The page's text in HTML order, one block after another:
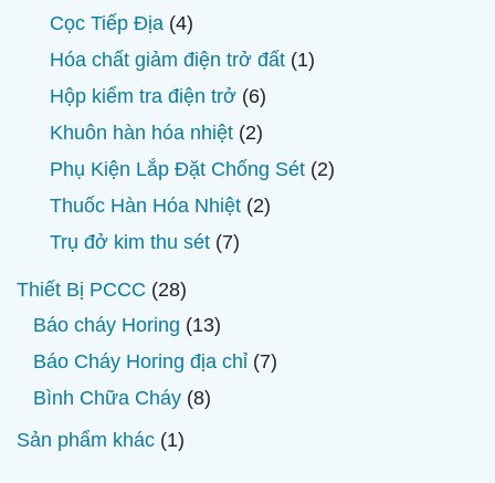
phẩm
Cọc Tiếp Địa 44
sản
phẩm
Hóa chất giảm điện trở đất 11
Hộp kiểm tra điện trở 66
sản
phẩm
Khuôn hàn hóa nhiệt 22
sản
phẩm
Phụ Kiện Lắp Đặt Chống Sét 22
Thuốc Hàn Hóa Nhiệt 22
Trụ đở kim thu sét 77
Thiết Bị PCCC 2828
sản
phẩm
Báo cháy Horing 1313
sản
Báo Cháy Horing địa chỉ 77
Bình Chữa Cháy 88
Sản phẩm khác 11